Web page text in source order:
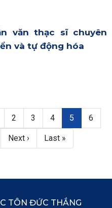
văn thạc sĩ chuyên
và tự động hóa
Page
2 Page
3 Page
4 Trang hiện
5 Page
6
Next page
Next › Last page
Last »
TÔN ĐỨC THẮNG